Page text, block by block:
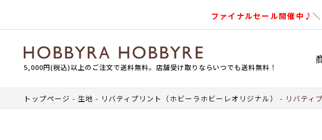
ファイナルセール開催中♪
5,000円(税込)以上のご注文で送料無料。店舗受け取りならいつでも送料無料！
トップページ 生地 リバティプリント（ホビーラホビーレオリジナル） リバティ